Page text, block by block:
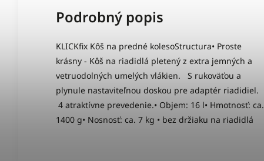
Podrobný popis
KLICKfix Kôš na predné kolesoStructura• Proste
krásny - Kôš na riadidlá pletený z extra jemných a
vetruodolných umelých vlákien. S rukoväťou a
plynule nastaviteľnou doskou pre adaptér riadidiel.
4 atraktívne prevedenie.• Objem: 16 l• Hmotnosť: ca.
1400 g• Nosnosť: ca. 7 kg • bez držiaku na riadidlá